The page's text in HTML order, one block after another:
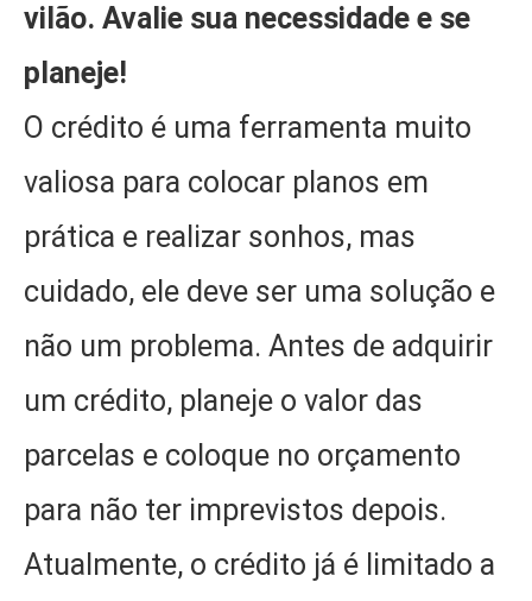
vilão. Avalie sua necessidade e se
planeje!
O crédito é uma ferramenta muito
valiosa para colocar planos em
prática e realizar sonhos, mas
cuidado, ele deve ser uma solução e
não um problema. Antes de adquirir
um crédito, planeje o valor das
parcelas e coloque no orçamento
para não ter imprevistos depois.
Atualmente, o crédito já é limitado a